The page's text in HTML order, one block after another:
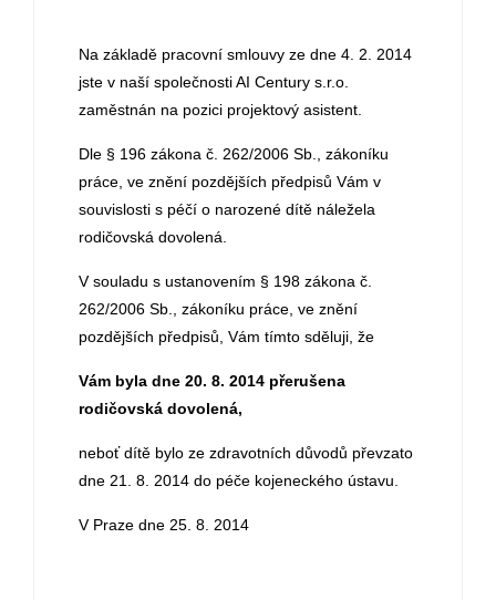
Na základě pracovní smlouvy ze dne 4. 2. 2014
jste v naší společnosti AI Century s.r.o.
zaměstnán na pozici projektový asistent.
Dle § 196 zákona č. 262/2006 Sb., zákoníku
práce, ve znění pozdějších předpisů Vám v
souvislosti s péčí o narozené dítě náležela
rodičovská dovolená.
V souladu s ustanovením § 198 zákona č.
262/2006 Sb., zákoníku práce, ve znění
pozdějších předpisů, Vám tímto sděluji, že
Vám byla dne 20. 8. 2014 přerušena
rodičovská dovolená,
neboť dítě bylo ze zdravotních důvodů převzato
dne 21. 8. 2014 do péče kojeneckého ústavu.
V Praze dne 25. 8. 2014